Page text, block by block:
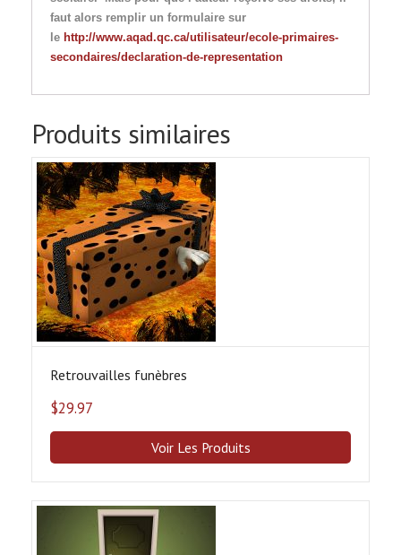
faut alors remplir un formulaire sur
le http://www.aqad.qc.ca/utilisateur/ecole-primaires-
secondaires/declaration-de-representation
Produits similaires
Retrouvailles funèbres
$29.97
Voir Les Produits